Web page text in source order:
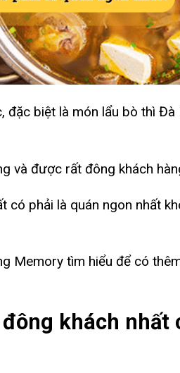
đặc biệt là món lẩu bò thì
và được rất đông khách
có phải là quán ngon nhất
Memory tìm hiểu để có
khách nhất